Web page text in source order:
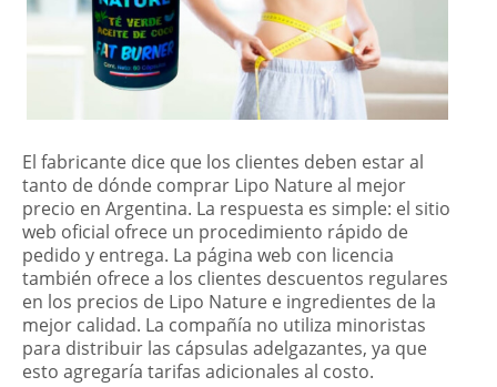
El fabricante dice que los clientes deben estar al
tanto de dónde comprar Lipo Nature al mejor
precio en Argentina. La respuesta es simple: el sitio
web oficial ofrece un procedimiento rápido de
pedido y entrega. La página web con licencia
también ofrece a los clientes descuentos regulares
en los precios de Lipo Nature e ingredientes de la
mejor calidad. La compañía no utiliza minoristas
para distribuir las cápsulas adelgazantes, ya que
esto agregaría tarifas adicionales al costo.